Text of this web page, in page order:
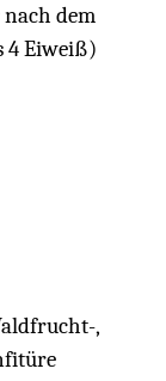
nach dem
4 Eiweiß)
,